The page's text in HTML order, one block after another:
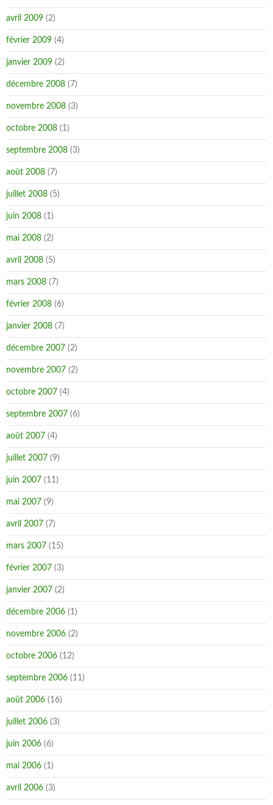
avril 2009 (2)
février 2009 (4)
janvier 2009 (2)
décembre 2008 (7)
novembre 2008 (3)
octobre 2008 (1)
septembre 2008 (3)
août 2008 (7)
juillet 2008 (5)
juin 2008 (1)
mai 2008 (2)
avril 2008 (5)
mars 2008 (7)
février 2008 (6)
janvier 2008 (7)
décembre 2007 (2)
novembre 2007 (2)
octobre 2007 (4)
septembre 2007 (6)
août 2007 (4)
juillet 2007 (9)
juin 2007 (11)
mai 2007 (9)
avril 2007 (7)
mars 2007 (15)
février 2007 (3)
janvier 2007 (2)
décembre 2006 (1)
novembre 2006 (2)
octobre 2006 (12)
septembre 2006 (11)
août 2006 (16)
juillet 2006 (3)
juin 2006 (6)
mai 2006 (1)
avril 2006 (3)